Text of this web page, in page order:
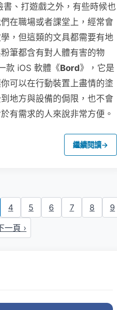
、打遊戲之外，有些時候也
在職場或者課堂上，經常會
，但這類的文具都需要有地
筆都含有對人體有害的物
款 iOS 軟體《Bord》，它是
可以在行動裝置上盡情的塗
地方與設備的侷限，也不會
有需求的人來說非常方便。
繼續閱讀→
4 5 6 7 8
9
一頁 ›